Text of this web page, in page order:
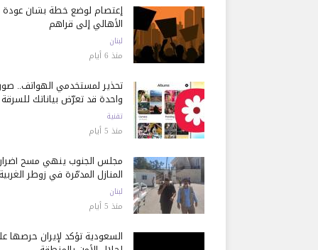
إعتصام لوضع خطة بشأن عودة
الأهالي إلى قراهم
لبنان
منذ 6 أيام
تحذير لمستخدمي الهواتف..
واحدة قد تعرّض بياناتك للسرقة
تقنية
منذ 5 أيام
مجلس الجنوب ينهي مسح أضرار
المنازل المدمّرة في زوطر الغربية
لبنان
منذ 5 أيام
السعودية تؤكد لإيران حرصها